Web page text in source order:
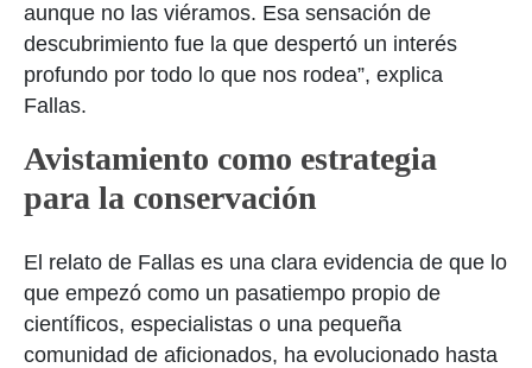
aunque no las viéramos. Esa sensación de
descubrimiento fue la que despertó un interés
profundo por todo lo que nos rodea”, explica
Fallas.
Avistamiento como estrategia
para la conservación
El relato de Fallas es una clara evidencia de que lo
que empezó como un pasatiempo propio de
científicos, especialistas o una pequeña
comunidad de aficionados, ha evolucionado hasta